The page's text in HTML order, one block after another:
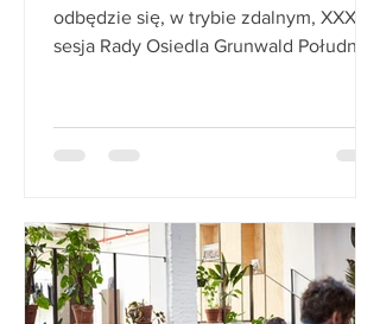
odbędzie się, w trybie zdalnym, XXXI
sesja Rady Osiedla Grunwald Południe.